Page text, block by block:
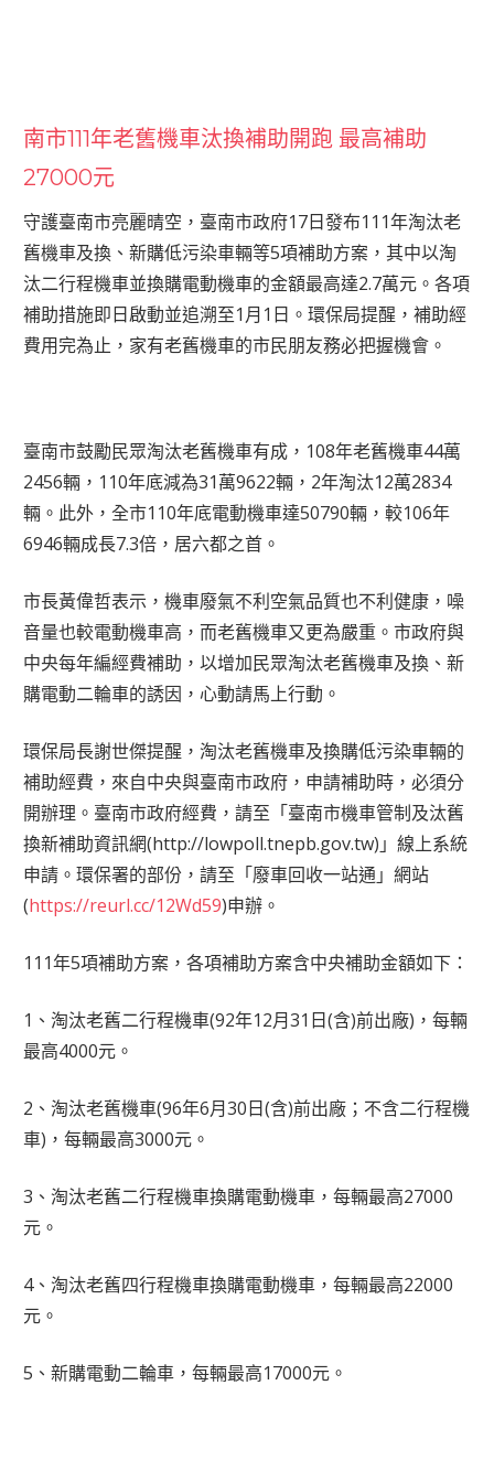
南市111年老舊機車汰換補助開跑 最高補助
27000元
守護臺南市亮麗晴空，臺南市政府17日發布111年淘汰老
舊機車及換、新購低污染車輛等5項補助方案，其中以淘
汰二行程機車並換購電動機車的金額最高達2.7萬元。各項
補助措施即日啟動並追溯至1月1日。環保局提醒，補助經
費用完為止，家有老舊機車的市民朋友務必把握機會。
臺南市鼓勵民眾淘汰老舊機車有成，108年老舊機車44萬
2456輛，110年底減為31萬9622輛，2年淘汰12萬2834
輛。此外，全市110年底電動機車達50790輛，較106年
6946輛成長7.3倍，居六都之首。
市長黃偉哲表示，機車廢氣不利空氣品質也不利健康，噪
音量也較電動機車高，而老舊機車又更為嚴重。市政府與
中央每年編經費補助，以增加民眾淘汰老舊機車及換、新
購電動二輪車的誘因，心動請馬上行動。
環保局長謝世傑提醒，淘汰老舊機車及換購低污染車輛的
補助經費，來自中央與臺南市政府，申請補助時，必須分
開辦理。臺南市政府經費，請至「臺南市機車管制及汰舊
換新補助資訊網(http://lowpoll.tnepb.gov.tw)」線上系統
申請。環保署的部份，請至「廢車回收一站通」網站
(https://reurl.cc/12Wd59)申辦。
111年5項補助方案，各項補助方案含中央補助金額如下：
1、淘汰老舊二行程機車(92年12月31日(含)前出廠)，每輛
最高4000元。
2、淘汰老舊機車(96年6月30日(含)前出廠；不含二行程機
車)，每輛最高3000元。
3、淘汰老舊二行程機車換購電動機車，每輛最高27000
元。
4、淘汰老舊四行程機車換購電動機車，每輛最高22000
元。
5、新購電動二輪車，每輛最高17000元。